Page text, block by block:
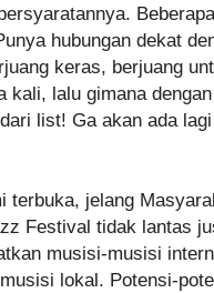
hubungan dekat
keras, berjuang
kali, lalu gimana
list! Ga akan ada
terbuka, jelang
Festival tidak lantas
musisi-musisi
lokal. Potensi-